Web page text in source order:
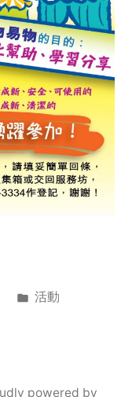
Posted
活動
powered by